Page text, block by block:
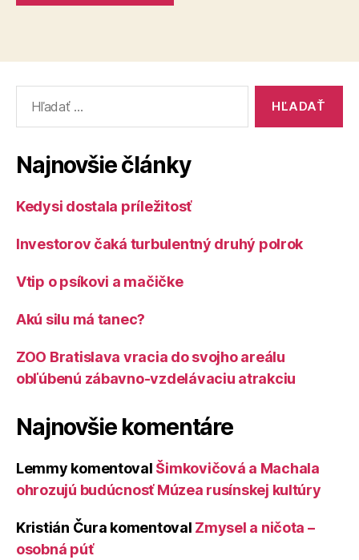
Najnovšie články
Kedysi dostala príležitosť
Investorov čaká turbulentný druhý polrok
Vtip o psíkovi a mačičke
Akú silu má tanec?
ZOO Bratislava vracia do svojho areálu
obľúbenú zábavno-vzdelávaciu atrakciu
Najnovšie komentáre
Lemmy komentoval Šimkovičová a Machala
ohrozujú budúcnosť Múzea rusínskej kultúry
Kristián Čura komentoval Zmysel a ničota –
osobná púť